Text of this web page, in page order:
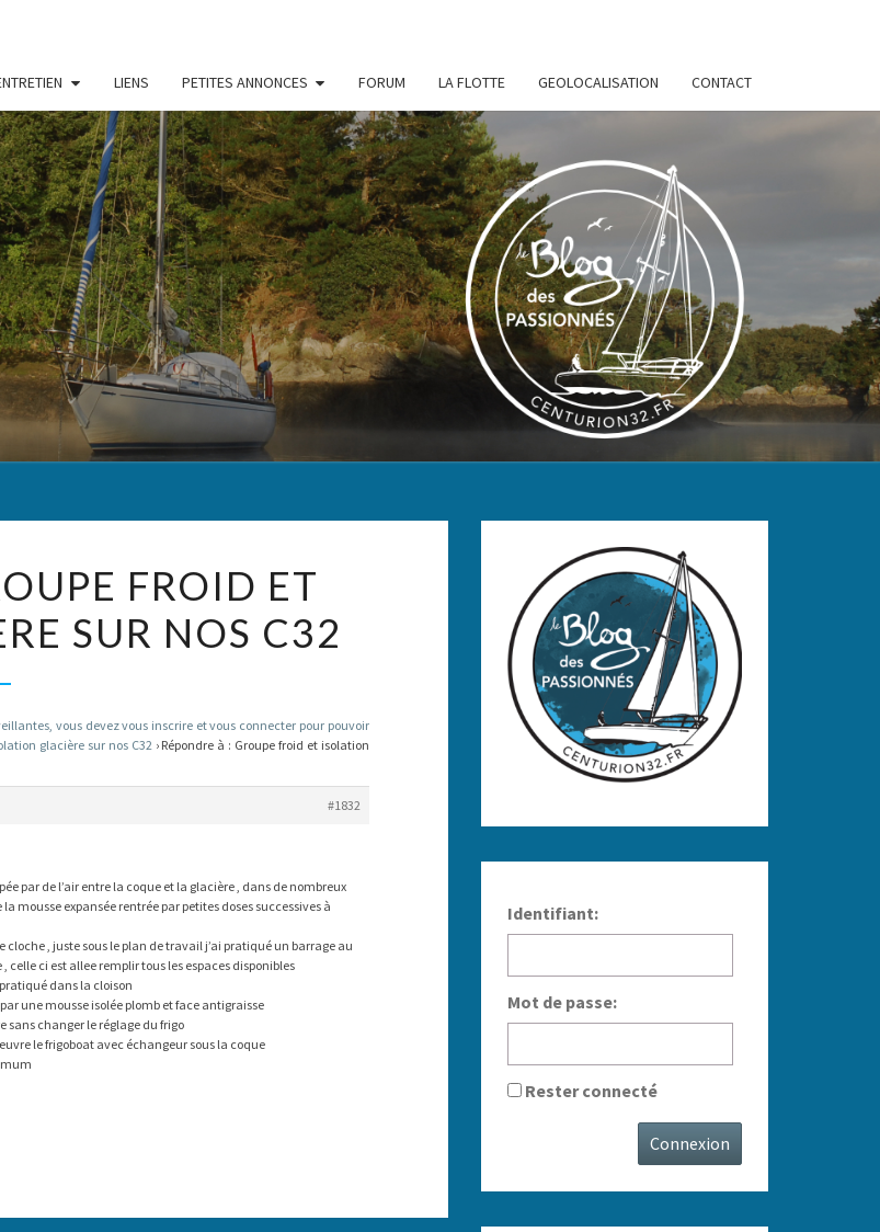
LIENS PETITES ANNONCES FORUM LA FLOTTE GEOLOCALISATION CONTACT
CENTURION
32
Le Blog
Des
Passionnés
FROID ET
SUR NOS C32
vous devez vous inscrire et vous connecter pour pouvoir
glacière sur nos C32 › Répondre à : Groupe froid et isolation
#1832
par de l’air entre la coque et la glacière , dans de nombreux
mousse expansée rentrée par petites doses successives à
cloche , juste sous le plan de travail j’ai pratiqué un barrage au
celle ci est allee remplir tous les espaces disponibles
dans la cloison
une mousse isolée plomb et face antigraisse
sans changer le réglage du frigo
le frigoboat avec échangeur sous la coque
Identifiant:
Mot de passe:
Rester connecté
Connexion